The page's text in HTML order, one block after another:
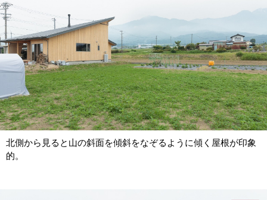
北側から見ると山の斜面を傾斜をなぞるように傾く屋根が印象
的。